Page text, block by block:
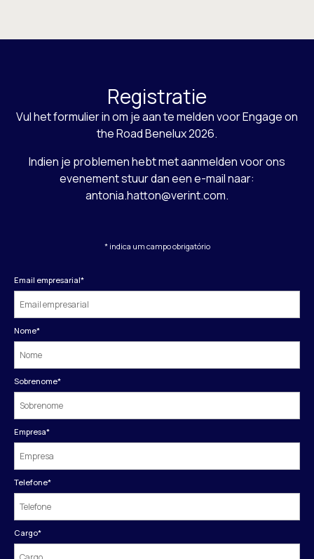
Registratie
Vul het formulier in om je aan te melden voor Engage on
the Road Benelux 2026.
Indien je problemen hebt met aanmelden voor ons
evenement stuur dan een e-mail naar:
antonia.hatton@verint.com.
* indica um campo obrigatório
Email empresarial*
Nome*
Sobrenome*
Empresa*
Telefone*
Cargo*